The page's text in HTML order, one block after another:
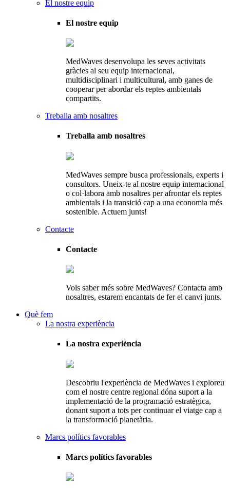
El nostre equip
El nostre equip
MedWaves desenvolupa les seves activitats
gràcies al seu equip internacional,
multidisciplinari i multicultural, amb ganes de
cooperar per abordar els reptes ambientals
compartits.
Treballa amb nosaltres
Treballa amb nosaltres
MedWaves sempre busca professionals, experts i
consultors. Uneix-te al nostre equip internacional
o col·labora amb nosaltres per afrontar els reptes
ambientals i la transició cap a una economia més
sostenible. Actuem junts!
Contacte
Contacte
Vols saber més sobre MedWaves? Contacta amb
nosaltres, estarem encantats de fer el canvi junts.
Què fem
La nostra experiència
La nostra experiència
Descobriu l'experiència de MedWaves i exploreu
com el nostre centre regional dóna suport a la
implementació de la programació estratègica,
donant suport a tots per continuar el viatge cap a
la transformació planetària.
Marcs polítics favorables
Marcs polítics favorables